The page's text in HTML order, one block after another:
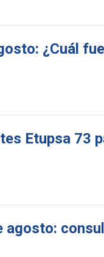
¿Cuál
Etupsa 73
agosto: